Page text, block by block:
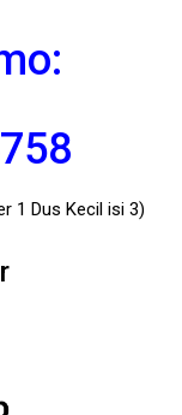
1 Dus Kecil isi 3)